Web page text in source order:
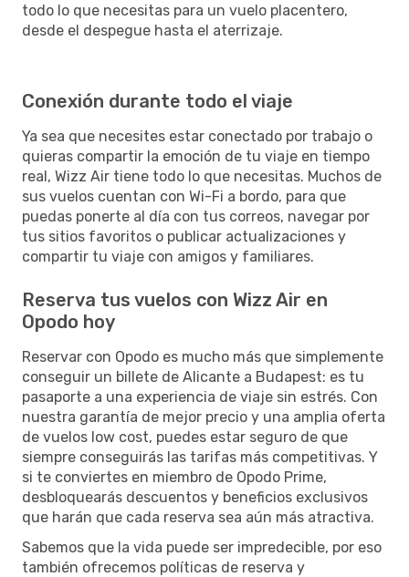
todo lo que necesitas para un vuelo placentero,
desde el despegue hasta el aterrizaje.
Conexión durante todo el viaje
Ya sea que necesites estar conectado por trabajo o
quieras compartir la emoción de tu viaje en tiempo
real, Wizz Air tiene todo lo que necesitas. Muchos de
sus vuelos cuentan con Wi-Fi a bordo, para que
puedas ponerte al día con tus correos, navegar por
tus sitios favoritos o publicar actualizaciones y
compartir tu viaje con amigos y familiares.
Reserva tus vuelos con Wizz Air en
Opodo hoy
Reservar con Opodo es mucho más que simplemente
conseguir un billete de Alicante a Budapest: es tu
pasaporte a una experiencia de viaje sin estrés. Con
nuestra garantía de mejor precio y una amplia oferta
de vuelos low cost, puedes estar seguro de que
siempre conseguirás las tarifas más competitivas. Y
si te conviertes en miembro de Opodo Prime,
desbloquearás descuentos y beneficios exclusivos
que harán que cada reserva sea aún más atractiva.
Sabemos que la vida puede ser impredecible, por eso
también ofrecemos políticas de reserva y